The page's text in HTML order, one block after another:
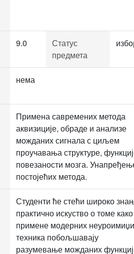
9.0
Статус
предмета
нема
Примена савремених метода
аквизиције, обраде и анализе
можданих сигнала с циљем
проучавања структуре,
повезаности мозга.
постојећих метода.
Студенти ће стећи широко
практично искуство о томе како
примене модерних
техника побољшавају
разумевање можданих